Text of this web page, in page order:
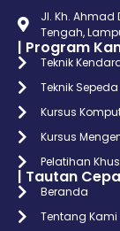
Jl. Kh.
Tengah,
| Program
Teknik
Teknik
Kursus
Kursus
Pelatihan
| Tautan
Beranda
Tentang Kami